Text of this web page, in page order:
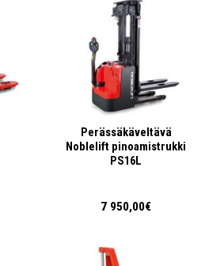
Perässäkäveltävä
Noblelift pinoamistrukki
PS16L
7 950,00€